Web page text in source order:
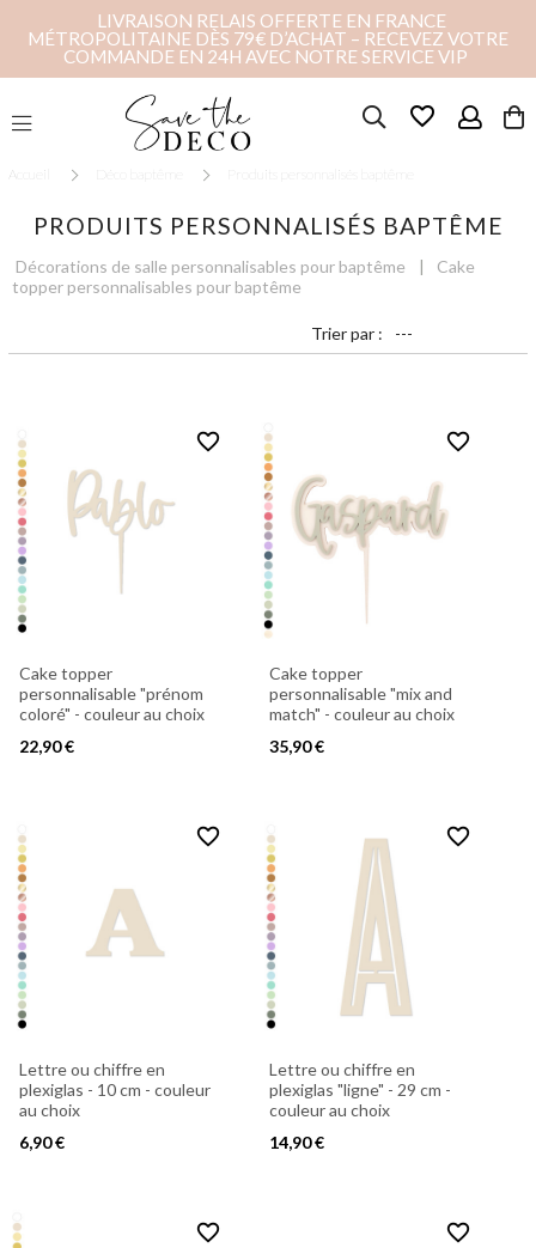
LIVRAISON RELAIS OFFERTE EN FRANCE
MÉTROPOLITAINE DÈS 79€ D’ACHAT – RECEVEZ VOTRE
COMMANDE EN 24H AVEC NOTRE SERVICE VIP
favorite_border
Accueil Produits personnalisés baptême
PRODUITS PERSONNALISÉS BAPTÊME
Décorations de salle personnalisables pour baptême
Cake
topper personnalisables pour baptême
Trier par :
favorite_border
Cake topper
personnalisable "prénom
coloré" - couleur au choix
22,90 €
favorite_border
Cake topper
personnalisable "mix and
match" - couleur au choix
35,90 €
favorite_border
Lettre ou chiffre en
plexiglas - 10 cm - couleur
au choix
6,90 €
favorite_border
Lettre ou chiffre en
plexiglas "ligne" - 29 cm -
couleur au choix
14,90 €
favorite_border favorite_border